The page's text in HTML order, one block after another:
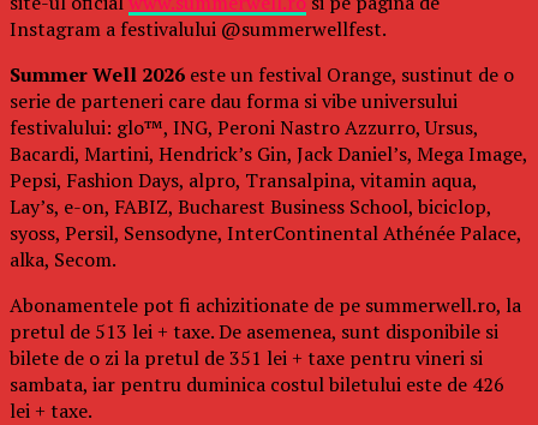
Instagram a festivalului @summerwellfest.
Summer Well 2026 este un festival Orange, sustinut de o
serie de parteneri care dau forma si vibe universului
festivalului: glo™, ING, Peroni Nastro Azzurro, Ursus,
Bacardi, Martini, Hendrick’s Gin, Jack Daniel’s, Mega Image,
Pepsi, Fashion Days, alpro, Transalpina, vitamin aqua,
Lay’s, e-on, FABIZ, Bucharest Business School, biciclop,
syoss, Persil, Sensodyne, InterContinental Athénée Palace,
alka, Secom.
Abonamentele pot fi achizitionate de pe summerwell.ro, la
pretul de 513 lei + taxe. De asemenea, sunt disponibile si
bilete de o zi la pretul de 351 lei + taxe pentru vineri si
sambata, iar pentru duminica costul biletului este de 426
lei + taxe.